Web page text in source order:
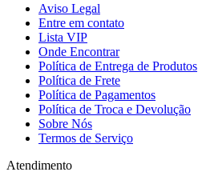
Aviso Legal
Entre em contato
Lista VIP
Onde Encontrar
Política de Entrega de Produtos
Política de Frete
Política de Pagamentos
Política de Troca e Devolução
Sobre Nós
Termos de Serviço
Atendimento